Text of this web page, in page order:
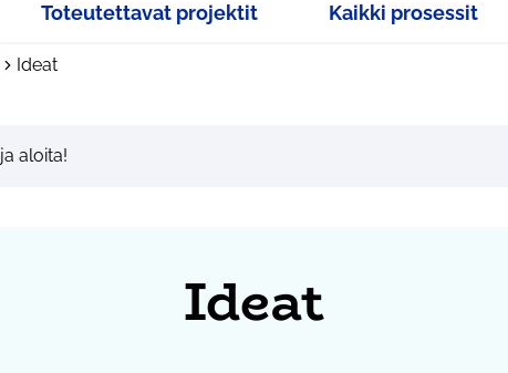
Toteutettavat projektit Kaikki prosessit
Ideat
ja aloita!
Ideat